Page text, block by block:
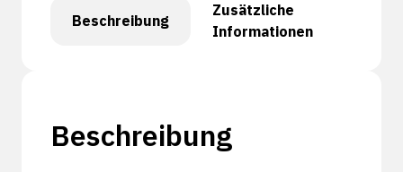
Beschreibung
Zusätzliche
Informationen
Beschreibung